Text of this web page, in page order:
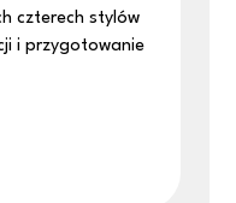
czterech stylów
i przygotowanie